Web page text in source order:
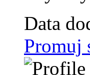
Data
Promuj